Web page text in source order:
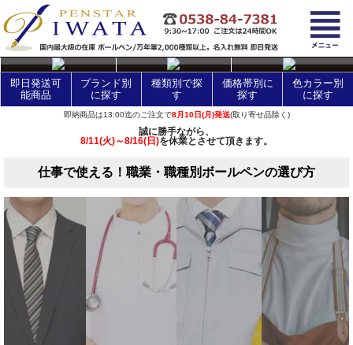
layer Control
即日発送可
能商品
ブランド別
に探す
種類別で探
す
価格帯別に
探す
色カラー別
に探す
即納商品は13:00迄のご注文で8月10日(月)発送(取り寄せ品除く)
誠に勝手ながら、
8/11(火)～8/16(日)を休業とさせて頂きます。
仕事で使える！職業・職種別ボールペンの選び方